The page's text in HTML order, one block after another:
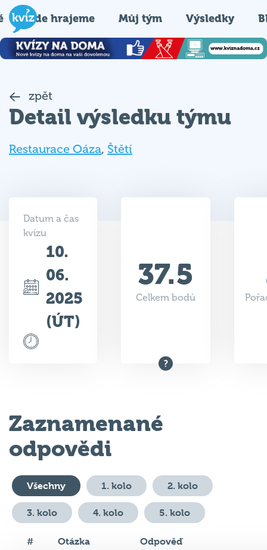
Kde hrajeme Můj tým Výsledky
zpět
Detail výsledku týmu
Restaurace Oáza, Štětí
Datum a čas
kvízu
10.
06.
2025
(ÚT)
37.5
Celkem bodů
Zaznamenané
odpovědi
Všechny 1. kolo 2. kolo
3. kolo 4. kolo 5. kolo
# Otázka Odpověď